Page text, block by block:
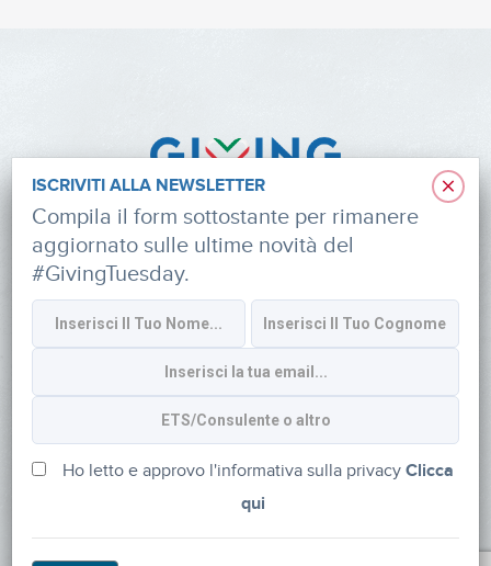
Informativa sulla privacy
CONTATTI
via Roberto Lepetit 8/10 – 20124 Milano
info@fondazioneaifr.org
Tel: +39 02 47924880
×
ISCRIVITI ALLA NEWSLETTER
Compila il form sottostante per rimanere
aggiornato sulle ultime novità del
#GivingTuesday.
Ho letto e approvo l'informativa sulla privacyClicca
qui